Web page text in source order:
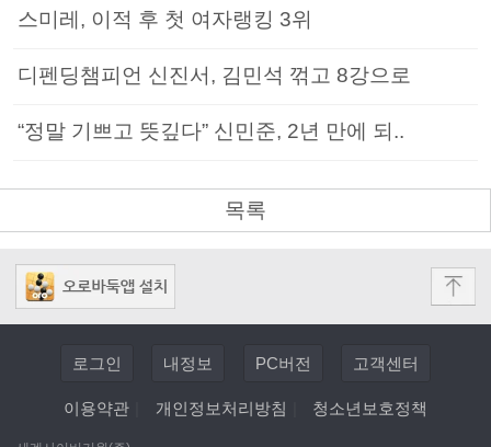
스미레, 이적 후 첫 여자랭킹 3위
디펜딩챔피언 신진서, 김민석 꺾고 8강으로
“정말 기쁘고 뜻깊다” 신민준, 2년 만에 되..
목록
로그인 내정보 PC버전 고객센터
이용약관 개인정보처리방침 청소년보호정책